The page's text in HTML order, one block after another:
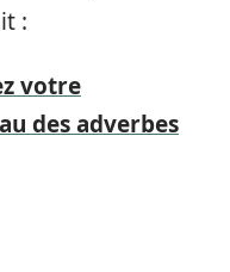
:
votre
des adverbes